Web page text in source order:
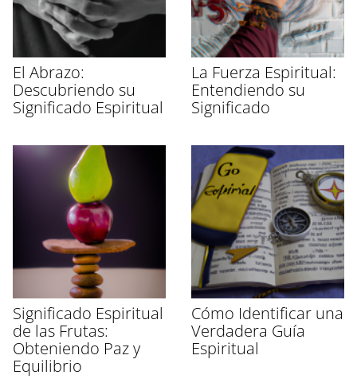
El Abrazo:
Descubriendo su
Significado Espiritual
La Fuerza Espiritual:
Entendiendo su
Significado
Significado Espiritual
de las Frutas:
Obteniendo Paz y
Equilibrio
Cómo Identificar una
Verdadera Guía
Espiritual